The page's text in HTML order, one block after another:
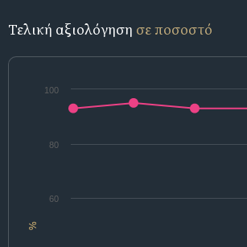
Τελική αξιολόγηση σε ποσοστό
%
60
80
100